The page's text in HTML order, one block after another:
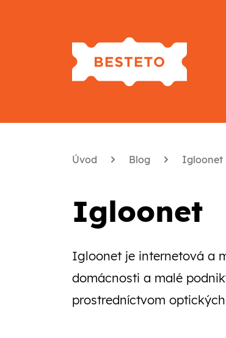
Úvod Blog Igloonet
Igloonet
Igloonet je internetová a
domácnosti a malé
prostredníctvom